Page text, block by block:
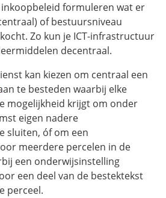
inkoopbeleid formuleren wat er
of bestuursniveau
Zo kun je ICT-infrastructuur
decentraal.
kan kiezen om centraal een
te besteden waarbij elke
mogelijkheid krijgt om onder
eigen nadere
sluiten, óf om een
meerdere percelen in de
een onderwijsinstelling
een deel van de bestektekst
perceel.